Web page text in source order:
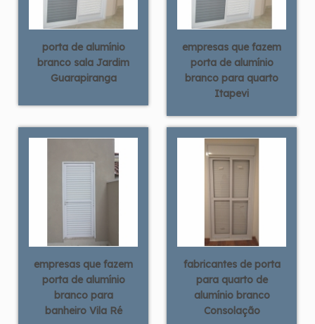
porta de alumínio
branco sala Jardim
Guarapiranga
empresas que fazem
porta de alumínio
branco para quarto
Itapevi
empresas que fazem
porta de alumínio
branco para
banheiro Vila Ré
fabricantes de porta
para quarto de
alumínio branco
Consolação